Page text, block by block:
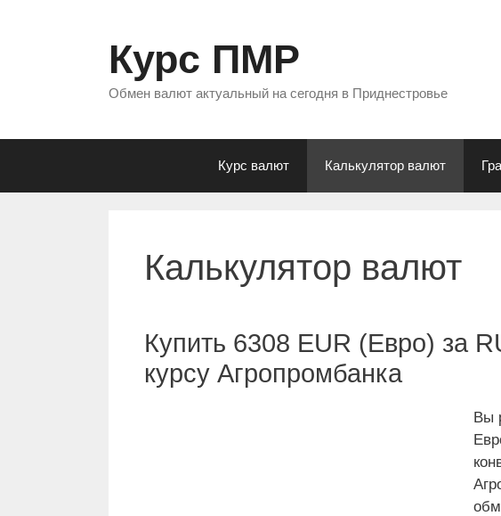
Курс ПМР
Обмен валют актуальный на сегодня в Приднестровье
Курс валют Калькулятор валют
Калькулятор валют
Купить 6308 EUR (Евро) за
курсу Агропромбанка
Вы